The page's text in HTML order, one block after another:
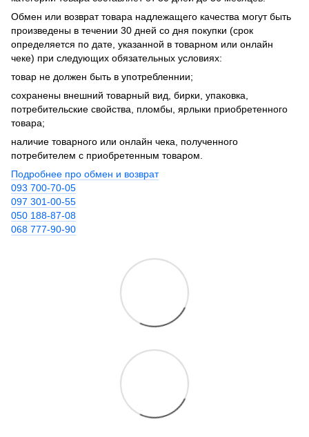
Обмен или возврат товара надлежащего качества могут быть
произведены в течении 30 дней со дня покупки (срок
определяется по дате, указанной в товарном или онлайн
чеке) при следующих обязательных условиях:
товар не должен быть в употребленнии;
сохранены внешний товарный вид, бирки, упаковка,
потребительские свойства, пломбы, ярлыки приобретенного
товара;
наличие товарного или онлайн чека, полученного
потребителем с приобретенным товаром.
Подробнее про обмен и возврат
093 700-70-05
097 301-00-55
050 188-87-08
068 777-90-90